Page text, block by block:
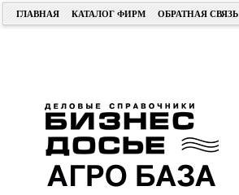
ГЛАВНАЯ КАТАЛОГ ФИРМ ОБРАТНАЯ СВЯЗЬ